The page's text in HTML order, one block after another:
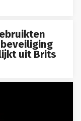
uit Brits